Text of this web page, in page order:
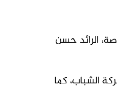
الرائد حسن
جوية من قتل 100 شخص من مسلحي حركة الشباب، كما